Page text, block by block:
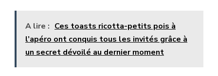
A lire : Ces toasts ricotta-petits pois à
l’apéro ont conquis tous les invités grâce à
un secret dévoilé au dernier moment